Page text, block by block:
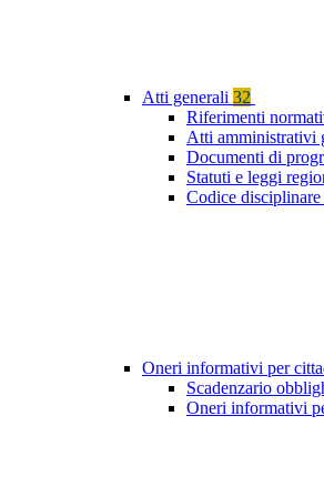
Atti generali 32
Riferimenti
Atti amministrativi
Documenti di
Statuti e leggi
Codice
Oneri informativi per
Scadenzario
Oneri informativi